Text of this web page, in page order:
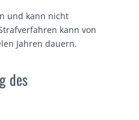
und kann nicht
kann von
Jahren dauern.
des